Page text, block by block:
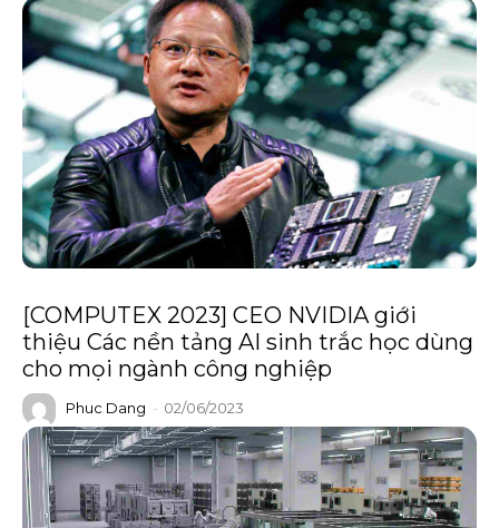
[COMPUTEX 2023] CEO NVIDIA giới
thiệu Các nền tảng AI sinh trắc học dùng
cho mọi ngành công nghiệp
Phuc Dang - 02/06/2023